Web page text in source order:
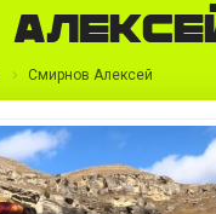
Смирнов Алексей